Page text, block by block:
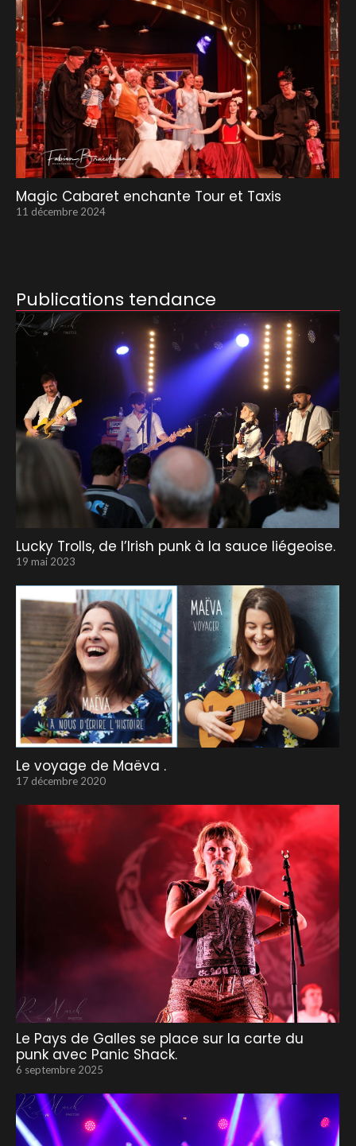
Magic Cabaret enchante Tour et Taxis
11 décembre 2024
Publications tendance
Lucky Trolls, de l’Irish punk à la sauce liégeoise.
19 mai 2023
Le voyage de Maëva .
17 décembre 2020
Le Pays de Galles se place sur la carte du
punk avec Panic Shack.
6 septembre 2025